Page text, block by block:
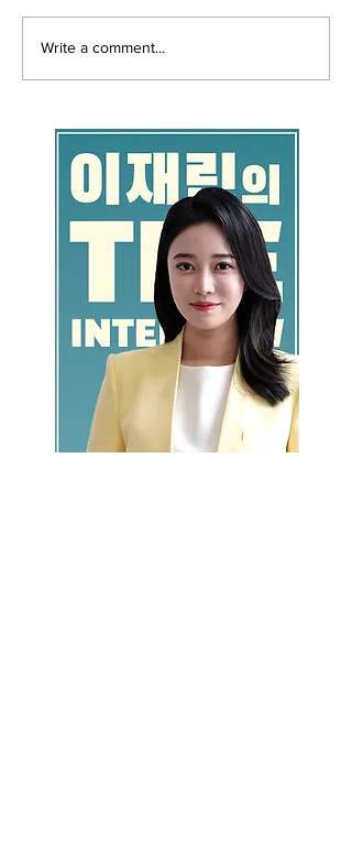
Write a comment...